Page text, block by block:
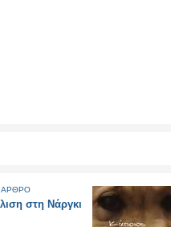
στη Νάργκι